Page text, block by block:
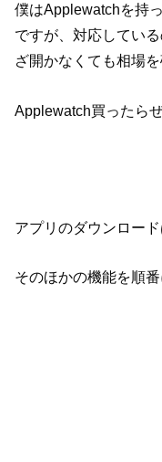
僕はApplewatchを持
ですが、対応してい
ざ開かなくても相場
Applewatch買ったら
アプリのダウンロー
そのほかの機能を順